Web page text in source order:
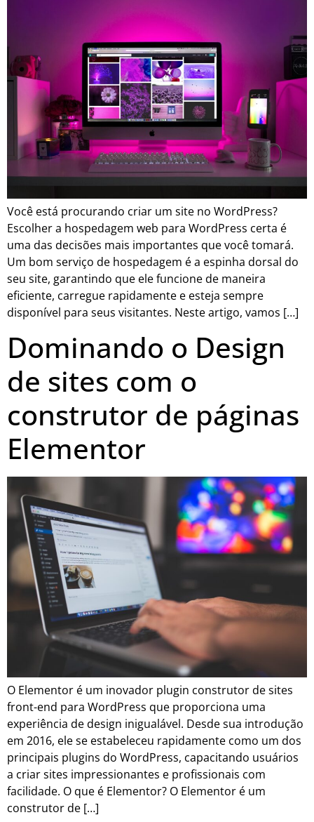
Você está procurando criar um site no WordPress?
Escolher a hospedagem web para WordPress certa é
uma das decisões mais importantes que você tomará.
Um bom serviço de hospedagem é a espinha dorsal do
seu site, garantindo que ele funcione de maneira
eficiente, carregue rapidamente e esteja sempre
disponível para seus visitantes. Neste artigo, vamos […]
Dominando o Design
de sites com o
construtor de páginas
Elementor
O Elementor é um inovador plugin construtor de sites
front-end para WordPress que proporciona uma
experiência de design inigualável. Desde sua introdução
em 2016, ele se estabeleceu rapidamente como um dos
principais plugins do WordPress, capacitando usuários
a criar sites impressionantes e profissionais com
facilidade. O que é Elementor? O Elementor é um
construtor de […]